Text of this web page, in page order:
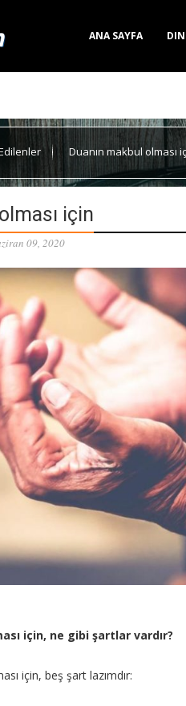
ANA SAYFA
Duanın makbul olması
için
09, 2020
için, ne gibi şartlar vardır?
için, beş şart lazımdır: